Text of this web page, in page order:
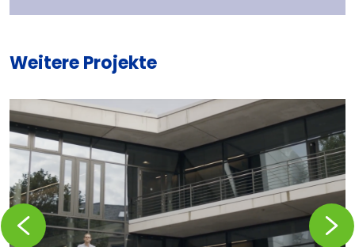
Weitere Projekte
Zurückblättern